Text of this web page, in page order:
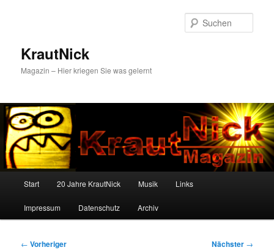
KrautNick
Magazin – Hier kriegen Sie was gelernt
Start 20 Jahre KrautNick Musik Links
Impressum Datenschutz Archiv
Beitragsnavigation
← Vorheriger Nächster →